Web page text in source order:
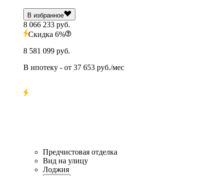
В избранное
8 066 233 руб.
Скидка 6%
8 581 099 руб.
В ипотеку - от 37 653 руб./мес
Предчистовая отделка
Вид на улицу
Лоджия